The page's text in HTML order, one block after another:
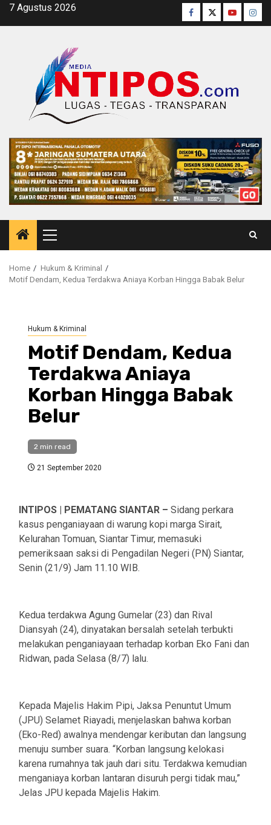
Skip7 Agustus 2026 Facebook
TwitterYoutube
Primary
Menu
Home
Hukum & Kriminal
Motif Dendam, Kedua Terdakwa Aniaya Korban Hingga Babak Belur
Hukum & Kriminal
Motif Dendam, Kedua
Terdakwa Aniaya
Korban Hingga Babak
Belur
2 min read
21 September 2020
INTIPOS | PEMATANG SIANTAR – Sidang perkara
kasus penganiayaan di warung kopi marga Sirait,
Kelurahan Tomuan, Siantar Timur, memasuki
pemeriksaan saksi di Pengadilan Negeri (PN) Siantar,
Senin (21/9) Jam 11.10 WIB.
Kedua terdakwa Agung Gumelar (23) dan Rival
Diansyah (24), dinyatakan bersalah setelah terbukti
melakukan penganiayaan terhadap korban Eko Fani dan
Ridwan, pada Selasa (8/7) lalu.
Kepada Majelis Hakim Pipi, Jaksa Penuntut Umum
(JPU) Selamet Riayadi, menjelaskan bahwa korban
(Eko-Red) awalnya mendengar keributan dan langsung
menuju sumber suara. “Korban langsung kelokasi
karena rumahnya tak jauh dari situ. Terdakwa kemudian
menganiaya korban lantaran disuruh pergi tidak mau,”
Jelas JPU kepada Majelis Hakim.